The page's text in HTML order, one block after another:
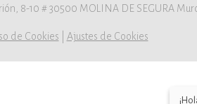
8-10 # 30500 MOLINA DE SEGURA
de Cookies Ajustes de Cookies